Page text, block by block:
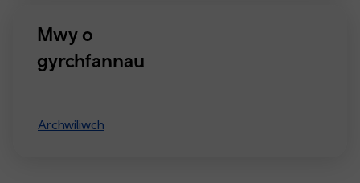
Mwy o
gyrchfannau
Archwiliwch